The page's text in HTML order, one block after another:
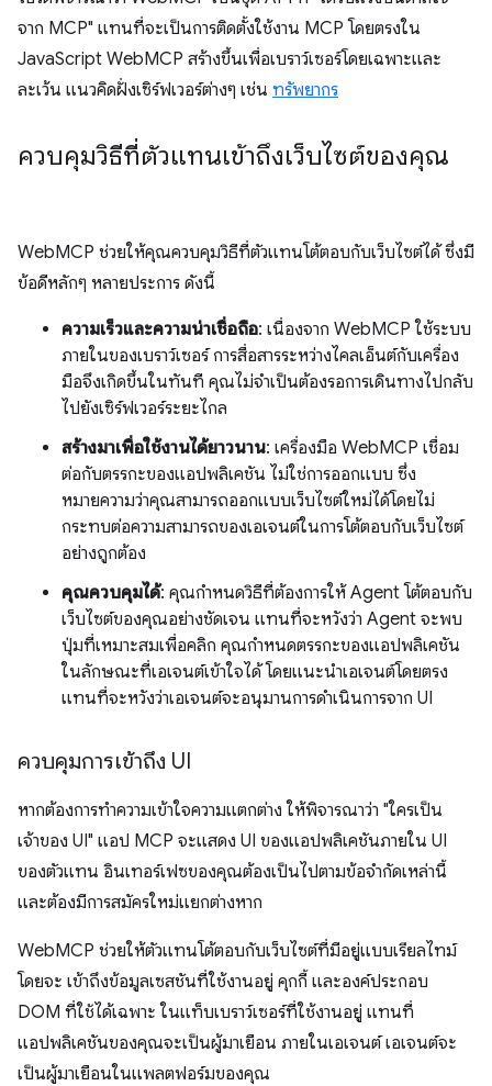
จาก MCP" แทนที่จะเป็นการติดตั้งใช้งาน MCP โดยตรงใน
JavaScript WebMCP สร้างขึ้นเพื่อเบราว์เซอร์โดยเฉพาะและ
ละเว้น แนวคิดฝั่งเซิร์ฟเวอร์ต่างๆ เช่น ทรัพยากร
ควบคุมวิธีที่ตัวแทนเข้าถึงเว็บไซต์ของคุณ
WebMCP ช่วยให้คุณควบคุมวิธีที่ตัวแทนโต้ตอบกับเว็บไซต์ได้ ซึ่งมี
ข้อดีหลักๆ หลายประการ ดังนี้
ความเร็วและความน่าเชื่อถือ: เนื่องจาก WebMCP ใช้ระบบ
ภายในของเบราว์เซอร์ การสื่อสารระหว่างไคลเอ็นต์กับเครื่อง
มือจึงเกิดขึ้นในทันที คุณไม่จำเป็นต้องรอการเดินทางไปกลับ
ไปยังเซิร์ฟเวอร์ระยะไกล
สร้างมาเพื่อใช้งานได้ยาวนาน: เครื่องมือ WebMCP เชื่อม
ต่อกับตรรกะของแอปพลิเคชัน ไม่ใช่การออกแบบ ซึ่ง
หมายความว่าคุณสามารถออกแบบเว็บไซต์ใหม่ได้โดยไม่
กระทบต่อความสามารถของเอเจนต์ในการโต้ตอบกับเว็บไซต์
อย่างถูกต้อง
คุณควบคุมได้: คุณกำหนดวิธีที่ต้องการให้ Agent โต้ตอบกับ
เว็บไซต์ของคุณอย่างชัดเจน แทนที่จะหวังว่า Agent จะพบ
ปุ่มที่เหมาะสมเพื่อคลิก คุณกำหนดตรรกะของแอปพลิเคชัน
ในลักษณะที่เอเจนต์เข้าใจได้ โดยแนะนำเอเจนต์โดยตรง
แทนที่จะหวังว่าเอเจนต์จะอนุมานการดำเนินการจาก UI
ควบคุมการเข้าถึง UI
หากต้องการทำความเข้าใจความแตกต่าง ให้พิจารณาว่า "ใครเป็น
เจ้าของ UI" แอป MCP จะแสดง UI ของแอปพลิเคชันภายใน UI
ของตัวแทน อินเทอร์เฟซของคุณต้องเป็นไปตามข้อจำกัดเหล่านี้
และต้องมีการสมัครใหม่แยกต่างหาก
WebMCP ช่วยให้ตัวแทนโต้ตอบกับเว็บไซต์ที่มีอยู่แบบเรียลไทม์
โดยจะ เข้าถึงข้อมูลเซสชันที่ใช้งานอยู่ คุกกี้ และองค์ประกอบ
DOM ที่ใช้ได้เฉพาะ ในแท็บเบราว์เซอร์ที่ใช้งานอยู่ แทนที่
แอปพลิเคชันของคุณจะเป็นผู้มาเยือน ภายในเอเจนต์ เอเจนต์จะ
เป็นผู้มาเยือนในแพลตฟอร์มของคุณ